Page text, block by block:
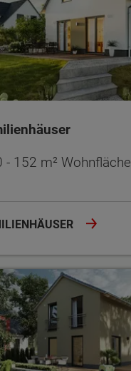
- 152 m² Wohnfläche